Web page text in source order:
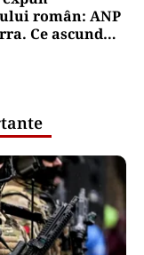
român: ANP
Ce ascund